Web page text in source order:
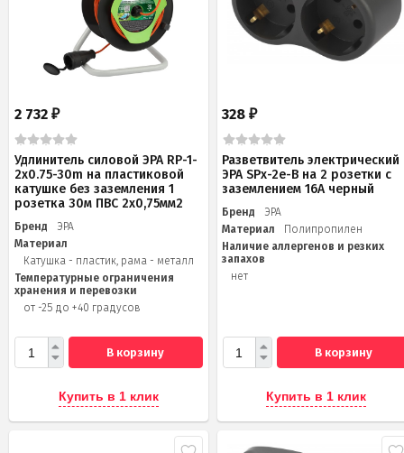
2 732 ₽
Удлинитель силовой ЭРА RP-1-
2x0.75-30m на пластиковой
катушке без заземления 1
розетка 30м ПВС 2х0,75мм2
Бренд
ЭРА
Материал
Катушка - пластик, рама - металл
Температурные ограничения
хранения и перевозки
от -25 до +40 градусов
В корзину
Купить в 1 клик
328₽
Разветвитель электрический
ЭРА SPx-2e-B на 2 розетки с
заземлением 16А черный
Бренд
ЭРА
Материал
Полипропилен
Наличие аллергенов и резких
запахов
нет
В корзину
Купить в 1 клик